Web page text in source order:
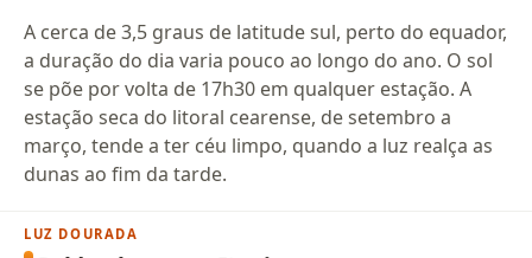
A cerca de 3,5 graus de latitude sul, perto do equador,
a duração do dia varia pouco ao longo do ano. O sol
se põe por volta de 17h30 em qualquer estação. A
estação seca do litoral cearense, de setembro a
março, tende a ter céu limpo, quando a luz realça as
dunas ao fim da tarde.
LUZ DOURADA